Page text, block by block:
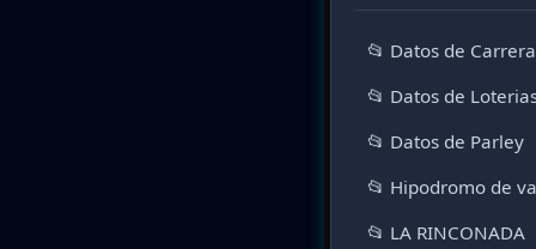
📂 Datos de
📂 Datos de
📂 Datos de Parley
📂 Hipodromo de
📂 LA RINCONADA